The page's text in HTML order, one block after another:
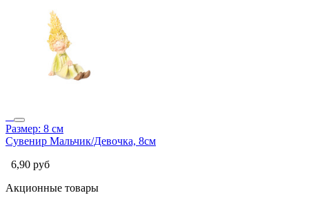
Размер: 8 см
Сувенир Мальчик/Девочка, 8см
6,90 руб
Акционные товары